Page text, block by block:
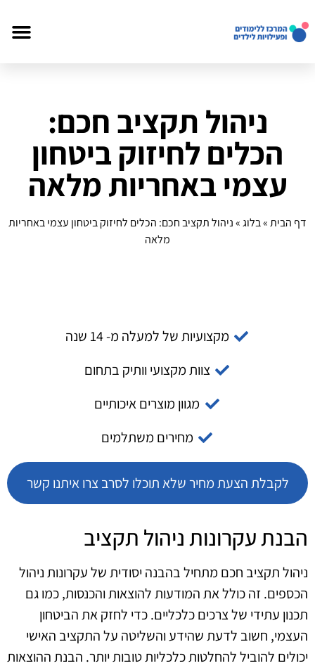
ניהול תקציב חכם:
הכלים לחיזוק ביטחון
עצמי באחריות מלאה
דף הבית»בלוג»ניהול תקציב חכם: הכלים לחיזוק ביטחון עצמי באחריות
מלאה
מקצועיות של למעלה מ- 14 שנה
צוות מקצועי וותיק בתחום
מגוון מוצרים איכותיים
מחירים משתלמים
לקבלת הצעת מחיר שלא תוכלו לסרב צרו איתנו קשר
הבנת עקרונות ניהול תקציב
ניהול תקציב חכם מתחיל בהבנה יסודית של עקרונות ניהול
הכספים. זה כולל את המודעות להוצאות והכנסות, כמו גם
תכנון עתידי של צרכים כלכליים. כדי לחזק את הביטחון
העצמי, חשוב לדעת שהידע והשליטה על התקציב האישי
יכולים להוביל להחלטות כלכליות טובות יותר. הבנת ההוצאות